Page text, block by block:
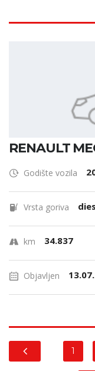
RENAULT
Godište vozila
Vrsta goriva
km 34.837
Objavljen
1